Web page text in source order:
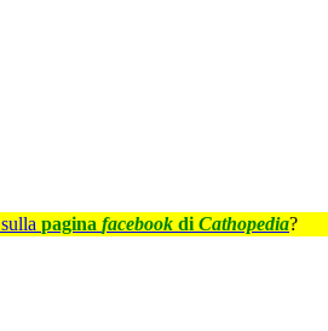
sulla pagina facebook di Cathopedia?